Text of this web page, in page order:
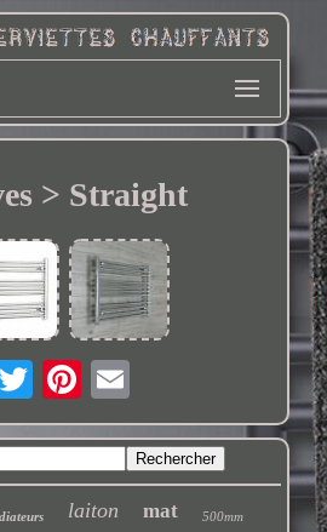
> Straight
laiton mat 500mm